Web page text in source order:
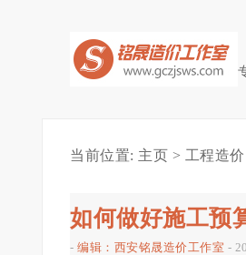
当前位置: 主页 > 工程造
如何做好施工预
- 编辑：西安铭晟造价工作室 -